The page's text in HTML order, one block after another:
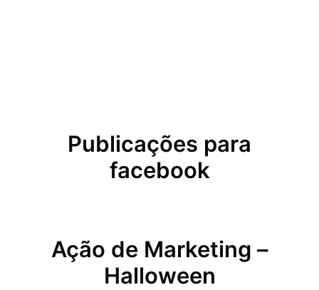
Publicações para
facebook
Ação de Marketing –
Halloween